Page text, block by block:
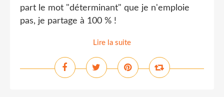
part le mot "déterminant" que je n'emploie
pas, je partage à 100 % !
Lire la suite